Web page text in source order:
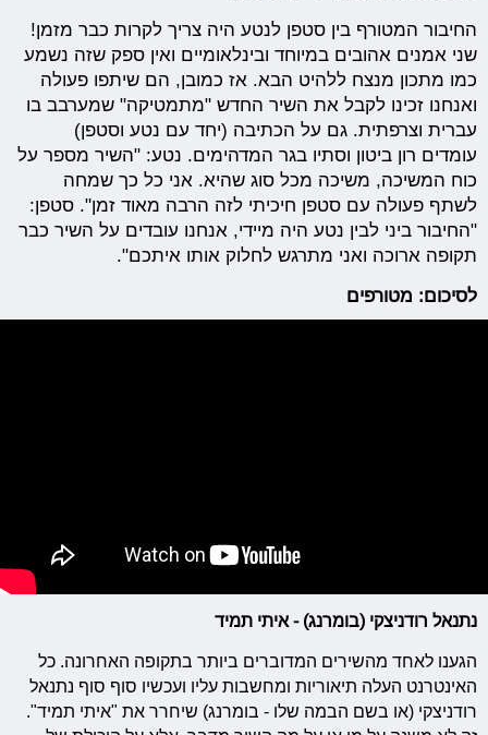
החיבור המטורף בין סטפן לנטע היה צריך לקרות כבר מזמן!
שני אמנים אהובים במיוחד ובינלאומיים ואין ספק שזה נשמע
כמו מתכון מנצח ללהיט הבא. אז כמובן, הם שיתפו פעולה
ואנחנו זכינו לקבל את השיר החדש "מתמטיקה" שמערבב בו
עברית וצרפתית. גם על הכתיבה (יחד עם נטע וסטפן)
עומדים רון ביטון וסתיו בגר המדהימים. נטע: "השיר מספר על
כוח המשיכה, משיכה מכל סוג שהיא. אני כל כך שמחה
לשתף פעולה עם סטפן חיכיתי לזה הרבה מאוד זמן". סטפן:
"החיבור ביני לבין נטע היה מיידי, אנחנו עובדים על השיר כבר
תקופה ארוכה ואני מתרגש לחלוק אותו איתכם".
לסיכום: מטורפים
נתנאל רודניצקי (בומרנג) - איתי תמיד
הגענו לאחד מהשירים המדוברים ביותר בתקופה האחרונה. כל
האינטרנט העלה תיאוריות ומחשבות עליו ועכשיו סוף סוף נתנאל
רודניצקי (או בשם הבמה שלו - בומרנג) שיחרר את "איתי תמיד".